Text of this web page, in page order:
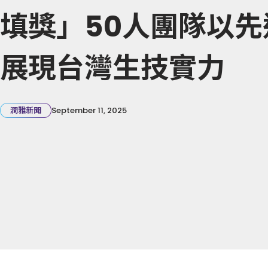
填獎」50人團隊以
展現台灣生技實力
潤雅新聞 September 11, 2025